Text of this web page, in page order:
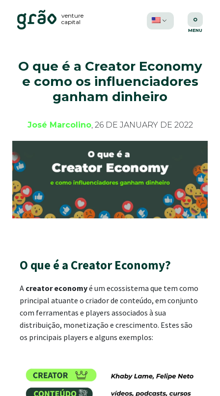
venture
capital
O que é a Creator Economy
e como os influenciadores
ganham dinheiro
José Marcolino, 26 DE JANUARY DE 2022
O que é a Creator Economy?
A creator economyé um ecossistema que tem como
principal atuante o criador de conteúdo, em conjunto
com ferramentas e players associados à sua
distribuição, monetização e crescimento. Estes são
os principais players e alguns exemplos: